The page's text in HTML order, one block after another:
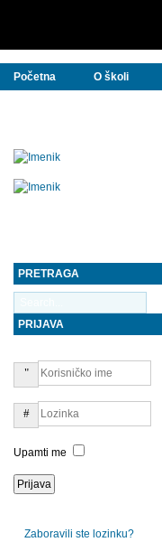
Početna O školi
PRETRAGA
PRIJAVA
Upamti me
Zaboravili ste lozinku?